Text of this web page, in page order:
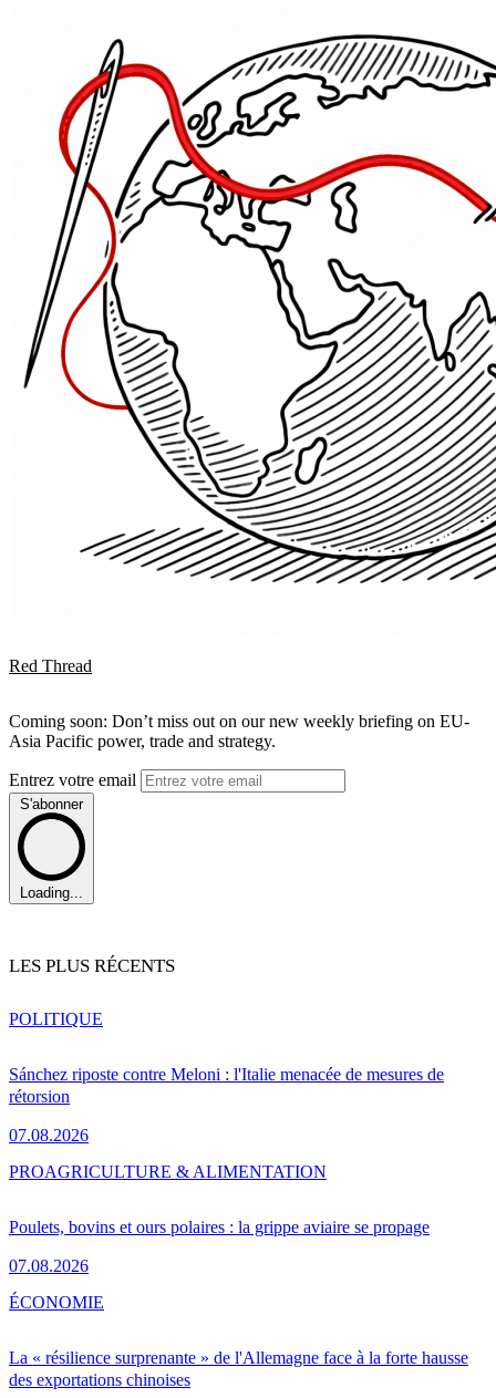
Red Thread
Coming soon: Don’t miss out on our new weekly briefing on EU-
Asia Pacific power, trade and strategy.
Entrez votre email
S'abonner
Loading...
LES PLUS RÉCENTS
Sánchez riposte contre Meloni : l'Italie menacée de mesures de
rétorsion
07.08.2026
POLITIQUE
Poulets, bovins et ours polaires : la grippe aviaire se propage
07.08.2026
PROAGRICULTURE & ALIMENTATION
La « résilience surprenante » de l'Allemagne face à la forte hausse
des exportations chinoises
ÉCONOMIE